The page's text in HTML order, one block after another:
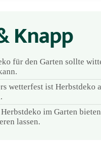
Knapp
für den Garten sollte
wetterfest ist Herbstdeko
im Garten
lassen.